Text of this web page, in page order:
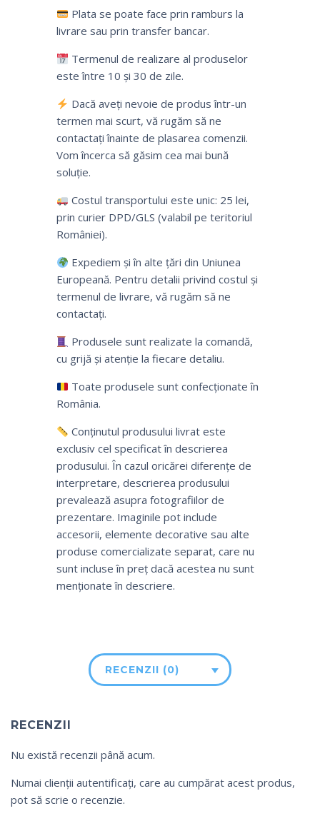
Plata se poate face prin ramburs la
livrare sau prin transfer bancar.
Termenul de realizare al produselor
este între 10 și 30 de zile.
Dacă aveți nevoie de produs într-un
termen mai scurt, vă rugăm să ne
contactați înainte de plasarea comenzii.
Vom încerca să găsim cea mai bună
soluție.
Costul transportului este unic: 25 lei,
prin curier DPD/GLS (valabil pe teritoriul
României).
Expediem și în alte țări din Uniunea
Europeană. Pentru detalii privind costul și
termenul de livrare, vă rugăm să ne
contactați.
Produsele sunt realizate la comandă,
cu grijă și atenție la fiecare detaliu.
Toate produsele sunt confecționate în
România.
Conținutul produsului livrat este
exclusiv cel specificat în descrierea
produsului. În cazul oricărei diferențe de
interpretare, descrierea produsului
prevalează asupra fotografiilor de
prezentare. Imaginile pot include
accesorii, elemente decorative sau alte
produse comercializate separat, care nu
sunt incluse în preț dacă acestea nu sunt
menționate în descriere.
RECENZII (0)
RECENZII
Nu există recenzii până acum.
Numai clienții autentificați, care au cumpărat acest produs,
pot să scrie o recenzie.